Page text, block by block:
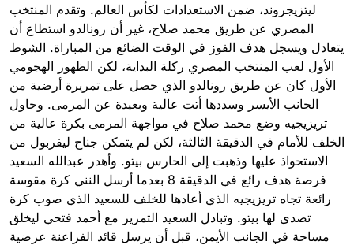
ليتزيجروند، ضمن الاستعدادات لكأس العالم. وتقدم المنتخب
المصري عن طريق محمد صلاح، غير أن رونالدو استطاع أن
يتعادل ويسجل هدف الفوز في الوقت الضائع من المباراة. الشوط
الأول لعب المنتخب المصري ركلة البداية، لكن الظهور الهجومي
الأول كان عن طريق رونالدو الذي حصل على تمريرة أرضية من
الجانب الأيسر وسددها أتت عالية وبعيدة عن المرمى. وحاول
تريزيجيه وضع محمد صلاح في مواجهة المرمى بكرة عالية من
الخلف للأمام في الدقيقة الثالثة، لكن لم يتمكن جناح ليفربول من
الاستحواذ عليها وذهبت إلى الحارس بيتو. وأهدر عبدالله السعيد
فرصة هدف رائع في الدقيقة 8 بعدما أرسل النني كرة مقوسة
رائعة تجاه تريزيجيه الذي أعادها للخلف للسعيد الذي صوب كرة
تصدى لها بيتو. وتبادل السعيد التمرير مع أحمد فتحي ليخلق
مساحة في الجانب الأيمن، قبل أن يرسل قائد الفراعنة عرضية